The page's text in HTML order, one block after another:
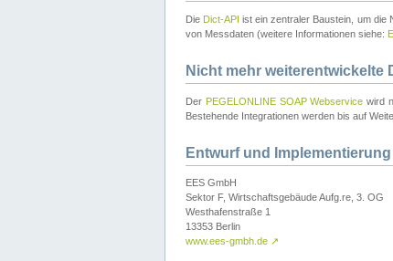
Die Dict-API ist ein zentraler Baustein, um die
von Messdaten (weitere Informationen siehe:
Nicht mehr weiterentwickelte
Der PEGELONLINE SOAP Webservice wird
Bestehende Integrationen werden bis auf
Entwurf und Implementierung
EES GmbH
Sektor F, Wirtschaftsgebäude Aufg.re, 3. OG
Westhafenstraße 1
13353 Berlin
www.ees-gmbh.de ↗